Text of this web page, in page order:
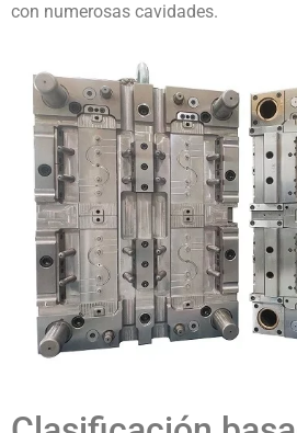
con numerosas cavidades.